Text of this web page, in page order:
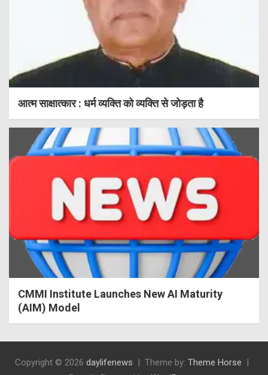
आत्म साक्षात्कार : धर्म व्यक्ति को व्यक्ति से जोड़ता है
CMMI Institute Launches New AI Maturity
(AIM) Model
Copyright © 2026 daylifenews Theme by: Theme Horse